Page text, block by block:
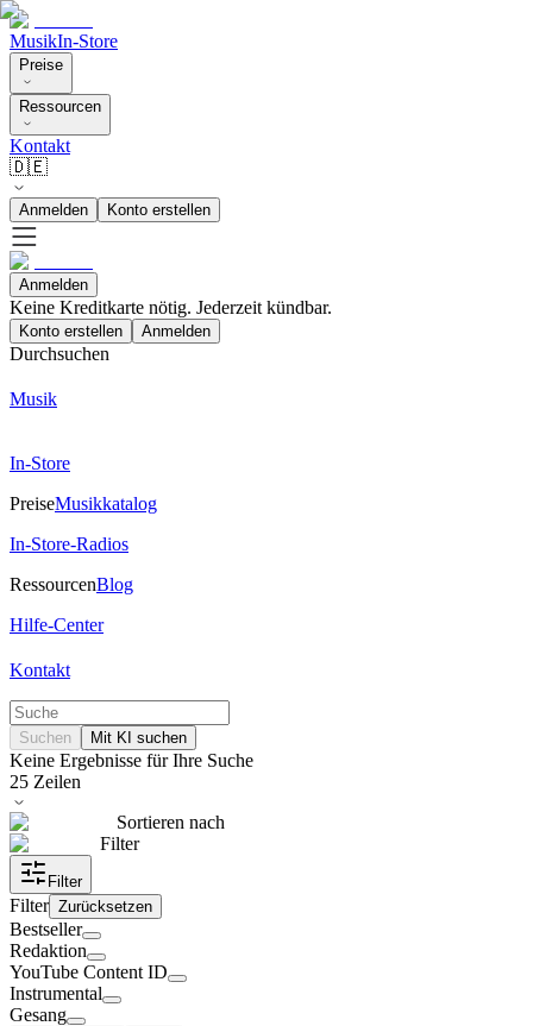
MusikIn-Store
Preise
Ressourcen
Kontakt
🇩🇪
Anmelden Konto erstellen
Anmelden
Keine Kreditkarte nötig. Jederzeit kündbar.
Konto erstellen Anmelden
Durchsuchen
Musik
In-Store
PreiseMusikkatalog
In-Store-Radios
RessourcenBlog
Hilfe-Center
Kontakt
Suchen Mit KI suchen
Keine Ergebnisse für Ihre Suche
25 Zeilen
Sortieren nach
Filter
Filter
Filter Zurücksetzen
Bestseller
Redaktion
YouTube Content ID
Instrumental
Gesang